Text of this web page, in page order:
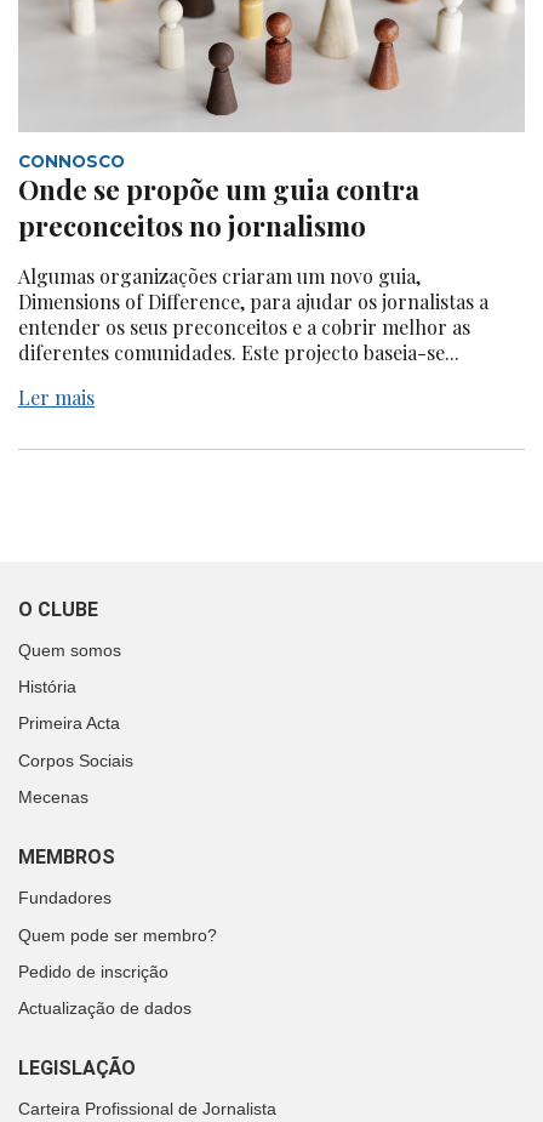
CONNOSCO
Onde se propõe um guia contra
preconceitos no jornalismo
Algumas organizações criaram um novo guia,
Dimensions of Difference, para ajudar os jornalistas a
entender os seus preconceitos e a cobrir melhor as
diferentes comunidades. Este projecto baseia-se...
Ler mais
O CLUBE
Quem somos
História
Primeira Acta
Corpos Sociais
Mecenas
MEMBROS
Fundadores
Quem pode ser membro?
Pedido de inscrição
Actualização de dados
LEGISLAÇÃO
Carteira Profissional de Jornalista